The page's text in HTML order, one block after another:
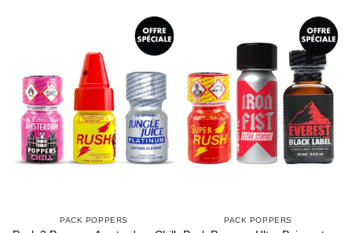
PACK POPPERS PACK POPPERS